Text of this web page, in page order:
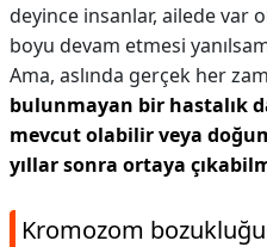
deyince insanlar, ailede var
boyu devam etmesi
Ama, aslında gerçek her
bulunmayan bir hastalık
mevcut olabilir veya
yıllar sonra ortaya
Kromozom